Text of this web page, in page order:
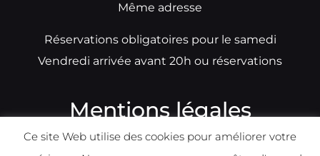
Même adresse
Réservations obligatoires pour le samedi
Vendredi arrivée avant 20h ou réservations
Mentions légales
Ce site Web utilise des cookies pour améliorer votre